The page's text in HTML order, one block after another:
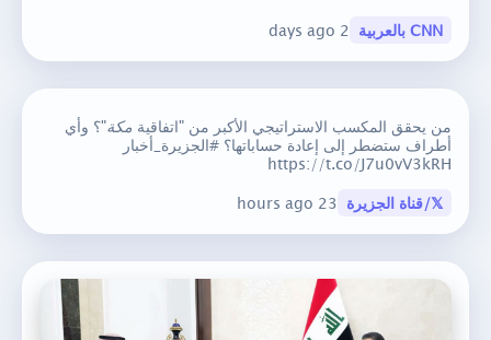
CNN بالعربية 2 days ago
من يحقق المكسب الاستراتيجي الأكبر من "اتفاقية مكة"؟ وأي
أطراف ستضطر إلى إعادة حساباتها؟ #الجزيرة_أخبار
https://t.co/J7u0vV3kRH
𝕏/قناة الجزيرة 23 hours ago